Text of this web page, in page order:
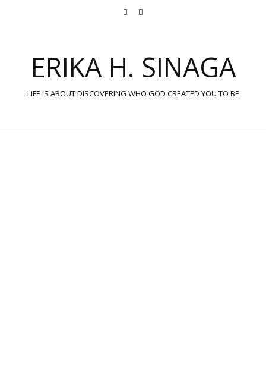
ERIKA H. SINAGA
LIFE IS ABOUT DISCOVERING WHO GOD CREATED YOU TO BE